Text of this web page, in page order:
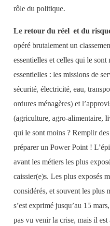
rôle du politique.
Le retour du réel et du
opéré brutalement un
essentielles et celles qui le sont
essentielles : les missions de
sécurité, électricité, eau,
ordures ménagères) et
(agriculture, agro-alimentaire,
qui le sont moins ? Remplir
préparer un Power Point !
avant les métiers les plus
caissier(e)s. Les plus exposés
considérés, et souvent les plus
s’est exprimé jusqu’au 15
pas vu venir la crise, mais il